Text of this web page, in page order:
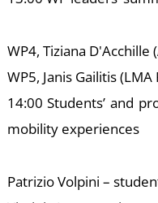
WP4, Tiziana D'Acchille
WP5, Janis Gailitis (LMA
14:00 Students’ and
mobility experiences
Patrizio Volpini –